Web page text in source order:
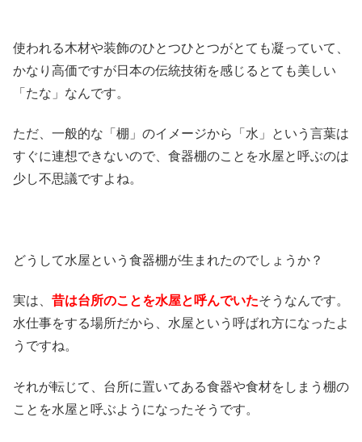
使われる木材や装飾のひとつひとつがとても凝っていて、
かなり高価ですが日本の伝統技術を感じるとても美しい
「たな」なんです。
ただ、一般的な「棚」のイメージから「水」という言葉は
すぐに連想できないので、食器棚のことを水屋と呼ぶのは
少し不思議ですよね。
どうして水屋という食器棚が生まれたのでしょうか？
実は、 昔は台所のことを水屋と呼んでいたそうなんです。
水仕事をする場所だから、水屋という呼ばれ方になったよ
うですね。
それが転じて、台所に置いてある食器や食材をしまう棚の
ことを水屋と呼ぶようになったそうです。